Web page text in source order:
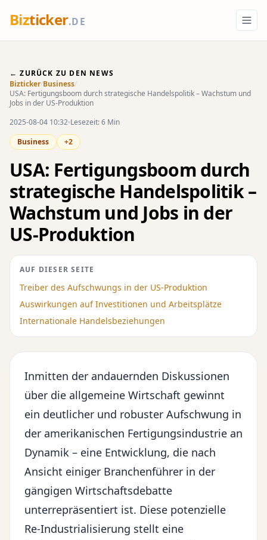
Bizticker.DE
← ZURÜCK ZU DEN NEWS
Bizticker/Business/
USA: Fertigungsboom durch strategische Handelspolitik – Wachstum und
Jobs in der US-Produktion
2025-08-04 10:32 Lesezeit: 6 Min
Business
+2
USA: Fertigungsboom durch
strategische Handelspolitik –
Wachstum und Jobs in der
US-Produktion
AUF DIESER SEITE
Treiber des Aufschwungs in der US-Produktion
Auswirkungen auf Investitionen und Arbeitsplätze
Internationale Handelsbeziehungen
Inmitten der andauernden Diskussionen
über die allgemeine Wirtschaft gewinnt
ein deutlicher und robuster Aufschwung in
der amerikanischen Fertigungsindustrie an
Dynamik – eine Entwicklung, die nach
Ansicht einiger Branchenführer in der
gängigen Wirtschaftsdebatte
unterrepräsentiert ist. Diese potenzielle
Re-Industrialisierung stellt eine